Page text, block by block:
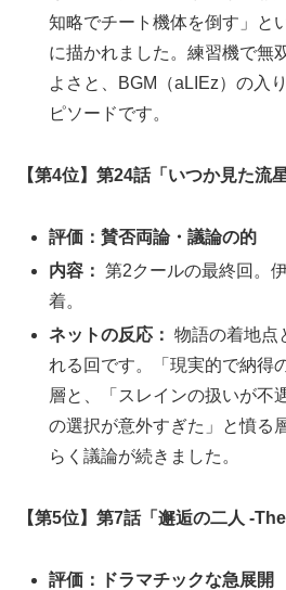
知略でチート機体を倒す」と
に描かれました。練習機で無
よさと、BGM（aLIEz）の入
ピソードです。
【第4位】第24話「いつか見た流
評価：賛否両論・議論の的
内容： 第2クールの最終回。
着。
ネットの反応： 物語の着地点
れる回です。「現実的で納得
層と、「スレインの扱いが不
の選択が意外すぎた」と憤る
らく議論が続きました。
【第5位】第7話「邂逅の二人 -
評価：ドラマチックな急展開